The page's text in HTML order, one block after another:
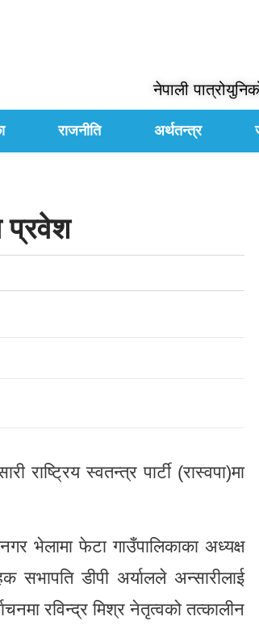
नेपाली पात्रो
राजनीति अर्थतन्त्र
प्रवेश
राष्ट्रिय स्वतन्त्र पार्टी (रास्वपा)मा
भेलामा फेटा गाउँपालिकाका अध्यक्ष
सभापति डीपी अर्यालले अन्सारीलाई
रविन्द्र मिश्र नेतृत्वको तत्कालीन